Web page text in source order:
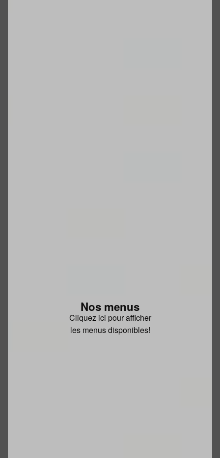
Nos menus
Cliquez ici pour afficher
les menus disponibles!